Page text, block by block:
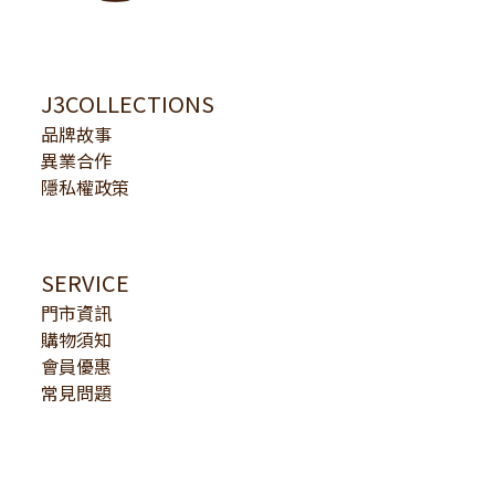
J3COLLECTIONS
品牌故事
異業合作
隱私權政策
SERVICE
門市資訊
購物須知
會員優惠
常見問題